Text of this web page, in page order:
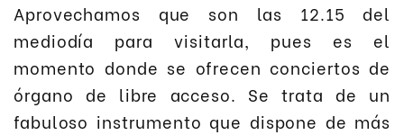
Aprovechamos que son las 12.15 del
mediodía para visitarla, pues es el
momento donde se ofrecen conciertos de
órgano de libre acceso. Se trata de un
fabuloso instrumento que dispone de más